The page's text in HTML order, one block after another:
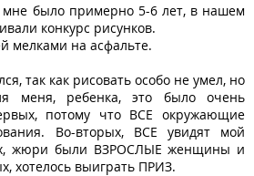
мне было примерно 5-6 лет, в нашем
конкурс рисунков.
мелками на асфальте.
так как рисовать особо не умел, но
меня, ребенка, это было очень
потому что ВСЕ окружающие
Во-вторых, ВСЕ увидят мой
жюри были ВЗРОСЛЫЕ женщины и
хотелось выиграть ПРИЗ.